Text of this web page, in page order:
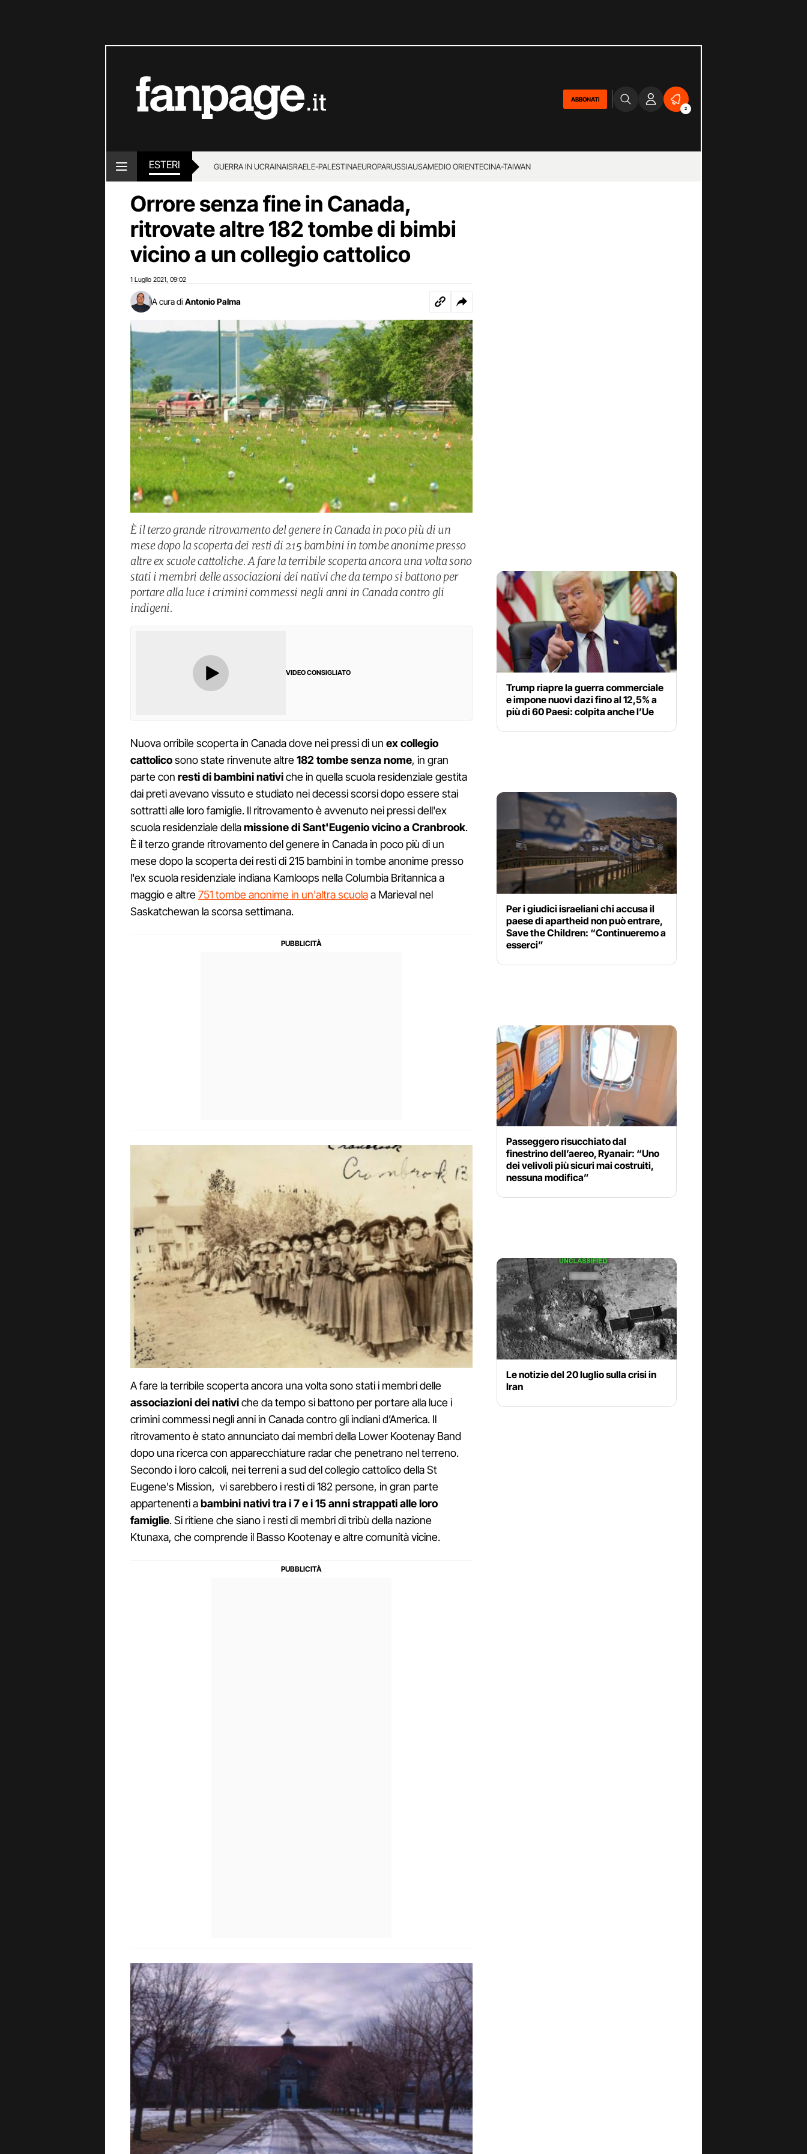
ABBONATI
2
ESTERI GUERRA IN UCRAINAISRAELE-PALESTINAEUROPARUSSIAUSAMEDIO ORIENTECINA-TAIWAN
Orrore senza fine in Canada,
ritrovate altre 182 tombe di bimbi
vicino a un collegio cattolico
1 Luglio 2021 09:02
A cura di Antonio Palma
È il terzo grande ritrovamento del genere in Canada in poco più di un
mese dopo la scoperta dei resti di 215 bambini in tombe anonime presso
altre ex scuole cattoliche. A fare la terribile scoperta ancora una volta sono
stati i membri delle associazioni dei nativi che da tempo si battono per
portare alla luce i crimini commessi negli anni in Canada contro gli
indigeni.
VIDEO CONSIGLIATO
Nuova orribile scoperta in Canada dove nei pressi di un ex collegio
cattolicosono state rinvenute altre182 tombe senza nome, in gran
parte con resti di bambini nativiche in quella scuola residenziale gestita
dai preti avevano vissuto e studiato nei decessi scorsi dopo essere stai
sottratti alle loro famiglie. Il ritrovamento è avvenuto nei pressi dell'ex
scuola residenziale dellamissione di Sant'Eugenio vicino a Cranbrook.
È il terzo grande ritrovamento del genere in Canada in poco più di un
mese dopo la scoperta dei resti di 215 bambini in tombe anonime presso
l'ex scuola residenziale indiana Kamloops nella Columbia Britannica a
maggio e altre751 tombe anonime in un'altra scuolaa Marieval nel
Saskatchewan la scorsa settimana.
A fare la terribile scoperta ancora una volta sono stati i membri delle
associazioni dei nativiche da tempo si battono per portare alla luce i
crimini commessi negli anni in Canada contro gli indiani d’America. Il
ritrovamento è stato annunciato dai membri della Lower Kootenay Band
dopo una ricerca con apparecchiature radar che penetrano nel terreno.
Secondo i loro calcoli, nei terreni a sud del collegio cattolico della St
Eugene's Mission, vi sarebbero i resti di 182 persone, in gran parte
appartenenti abambini nativi tra i 7 e i 15 anni strappati alle loro
famiglie. Si ritiene che siano i resti di membri di tribù della nazione
Ktunaxa, che comprende il Basso Kootenay e altre comunità vicine.
Trump riapre la guerra commerciale
e impone nuovi dazi fino al 12,5% a
più di 60 Paesi: colpita anche l’Ue
Per i giudici israeliani chi accusa il
paese di apartheid non può entrare,
Save the Children: “Continueremo a
esserci”
Passeggero risucchiato dal
finestrino dell’aereo, Ryanair: “Uno
dei velivoli più sicuri mai costruiti,
nessuna modifica”
Le notizie del 20 luglio sulla crisi in
Iran